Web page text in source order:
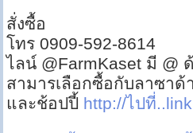
สั่งซื้อ
โทร 0909-592-8614
ไลน์ @FarmKaset มี @
สามารเลือกซื้อกับลาซาด้า
และช้อปปี้ http://ไปที่